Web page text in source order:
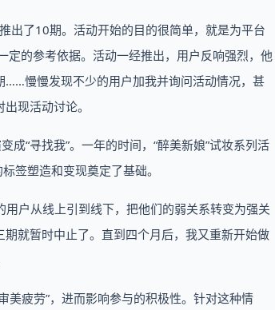
出了10期。活动开始的目的很简单，就是为平台
的参考依据。活动一经推出，用户反响强烈，他
……慢慢发现不少的用户加我并询问活动情况，甚
现活动讨论。
成“寻找我”。一年的时间，“醉美新娘”试妆系列活
签塑造和变现奠定了基础。
户从线上引到线下，把他们的弱关系转变为强关
就暂时中止了。直到四个月后，我又重新开始做
美疲劳”，进而影响参与的积极性。针对这种情